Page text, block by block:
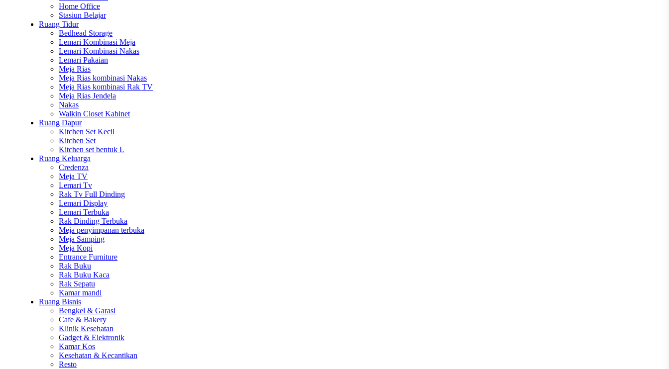
Home Office
Stasiun Belajar
Ruang Tidur
Bedhead Storage
Lemari Kombinasi Meja
Lemari Kombinasi Nakas
Lemari Pakaian
Meja Rias
Meja Rias kombinasi Nakas
Meja Rias kombinasi Rak TV
Meja Rias Jendela
Nakas
Walkin Closet Kabinet
Ruang Dapur
Kitchen Set Kecil
Kitchen Set
Kitchen set bentuk L
Ruang Keluarga
Credenza
Meja TV
Lemari Tv
Rak Tv Full Dinding
Lemari Display
Lemari Terbuka
Rak Dinding Terbuka
Meja penyimpanan terbuka
Meja Samping
Meja Kopi
Entrance Furniture
Rak Buku
Rak Buku Kaca
Rak Sepatu
Kamar mandi
Ruang Bisnis
Bengkel & Garasi
Cafe & Bakery
Klinik Kesehatan
Gadget & Elektronik
Kamar Kos
Kesehatan & Kecantikan
Resto